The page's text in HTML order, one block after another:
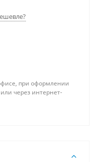
при оформлении
через интернет-